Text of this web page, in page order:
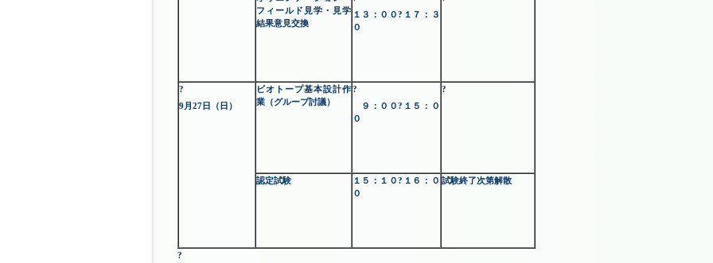
フィールド見学・見学
結果意見交換
１３：００?１７：３
０
?
9月27日（日）
ビオトープ基本設計作
業（グループ討議）
?
９：００?１５：０
０
?
認定試験
１５：１０?１６：０
０
試験終了次第解散
?